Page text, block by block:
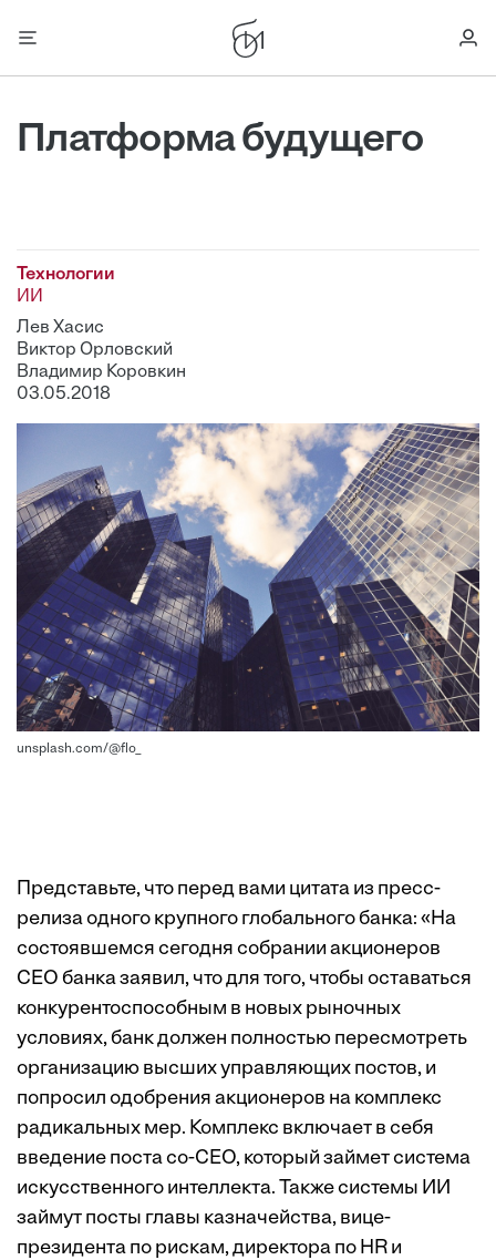
Платформа будущего
Технологии
ИИ
Лев Хасис
Виктор Орловский
Владимир Коровкин
03.05.2018
unsplash.com/@flo_
Представьте, что перед вами цитата из пресс-
релиза одного крупного глобального банка: «На
состоявшемся сегодня собрании акционеров
СЕО банка заявил, что для того, чтобы оставаться
конкурентоспособным в новых рыночных
условиях, банк должен полностью пересмотреть
организацию высших управляющих постов, и
попросил одобрения акционеров на комплекс
радикальных мер. Комплекс включает в себя
введение поста co-CEO, который займет система
искусственного интеллекта. Также системы ИИ
займут посты главы казначейства, вице-
президента по рискам, директора по HR и